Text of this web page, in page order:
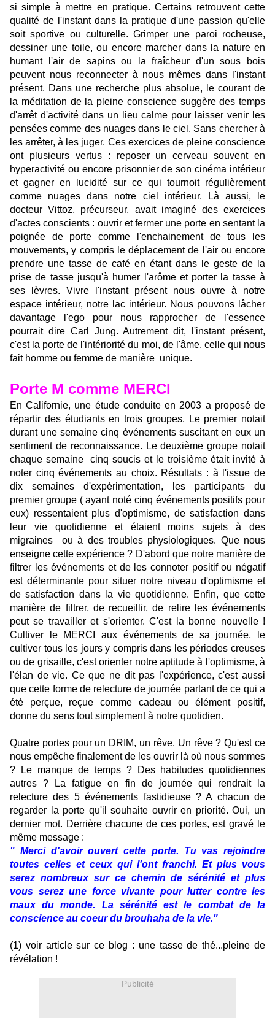
si simple à mettre en pratique. Certains retrouvent cette
qualité de l'instant dans la pratique d'une passion qu'elle
soit sportive ou culturelle. Grimper une paroi rocheuse,
dessiner une toile, ou encore marcher dans la nature en
humant l'air de sapins ou la fraîcheur d'un sous bois
peuvent nous reconnecter à nous mêmes dans l'instant
présent. Dans une recherche plus absolue, le courant de
la méditation de la pleine conscience suggère des temps
d'arrêt d'activité dans un lieu calme pour laisser venir les
pensées comme des nuages dans le ciel. Sans chercher à
les arrêter, à les juger. Ces exercices de pleine conscience
ont plusieurs vertus : reposer un cerveau souvent en
hyperactivité ou encore prisonnier de son cinéma intérieur
et gagner en lucidité sur ce qui tournoit régulièrement
comme nuages dans notre ciel intérieur. Là aussi, le
docteur Vittoz, précurseur, avait imaginé des exercices
d'actes conscients : ouvrir et fermer une porte en sentant la
poignée de porte comme l'enchainement de tous les
mouvements, y compris le déplacement de l'air ou encore
prendre une tasse de café en étant dans le geste de la
prise de tasse jusqu'à humer l'arôme et porter la tasse à
ses lèvres. Vivre l'instant présent nous ouvre à notre
espace intérieur, notre lac intérieur. Nous pouvons lâcher
davantage l'ego pour nous rapprocher de l'essence
pourrait dire Carl Jung. Autrement dit, l'instant présent,
c'est la porte de l'intériorité du moi, de l'âme, celle qui nous
fait homme ou femme de manière unique.
Porte M comme MERCI
En Californie, une étude conduite en 2003 a proposé de
répartir des étudiants en trois groupes. Le premier notait
durant une semaine cinq événements suscitant en eux un
sentiment de reconnaissance. Le deuxième groupe notait
chaque semaine cinq soucis et le troisième était invité à
noter cinq événements au choix. Résultats : à l'issue de
dix semaines d'expérimentation, les participants du
premier groupe ( ayant noté cinq événements positifs pour
eux) ressentaient plus d'optimisme, de satisfaction dans
leur vie quotidienne et étaient moins sujets à des
migraines ou à des troubles physiologiques. Que nous
enseigne cette expérience ? D'abord que notre manière de
filtrer les événements et de les connoter positif ou négatif
est déterminante pour situer notre niveau d'optimisme et
de satisfaction dans la vie quotidienne. Enfin, que cette
manière de filtrer, de recueillir, de relire les événements
peut se travailler et s'orienter. C'est la bonne nouvelle !
Cultiver le MERCI aux événements de sa journée, le
cultiver tous les jours y compris dans les périodes creuses
ou de grisaille, c'est orienter notre aptitude à l'optimisme, à
l'élan de vie. Ce que ne dit pas l'expérience, c'est aussi
que cette forme de relecture de journée partant de ce qui a
été perçue, reçue comme cadeau ou élément positif,
donne du sens tout simplement à notre quotidien.
Quatre portes pour un DRIM, un rêve. Un rêve ? Qu'est ce
nous empêche finalement de les ouvrir là où nous sommes
? Le manque de temps ? Des habitudes quotidiennes
autres ? La fatigue en fin de journée qui rendrait la
relecture des 5 événements fastidieuse ? A chacun de
regarder la porte qu'il souhaite ouvrir en priorité. Oui, un
dernier mot. Derrière chacune de ces portes, est gravé le
même message :
" Merci d'avoir ouvert cette porte. Tu vas rejoindre
toutes celles et ceux qui l'ont franchi. Et plus vous
serez nombreux sur ce chemin de sérénité et plus
vous serez une force vivante pour lutter contre les
maux du monde. La sérénité est le combat de la
conscience au coeur du brouhaha de la vie."
(1) voir article sur ce blog : une tasse de thé...pleine de
révélation !
Publicité